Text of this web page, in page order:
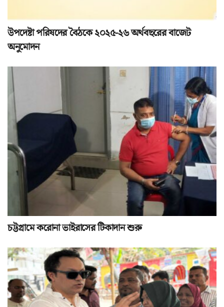
উপদেষ্টা পরিষদের বৈঠকে ২০২৫-২৬ অর্থবছরের বাজেট
অনুমোদন
চট্টগ্রামে করোনা ভাইরাসের টিকাদান শুরু